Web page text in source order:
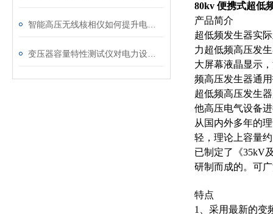
80kv 便携式超低
产品简介
超低频发生器实
力超低频高压发
大屏幕液晶显示
频高压发生器通
超低频高压发生
他高压电气设备
从国内外多年的
轻，理论上容量
已制定了《35kV
研制而成的。可
特点
1、采用最新的变